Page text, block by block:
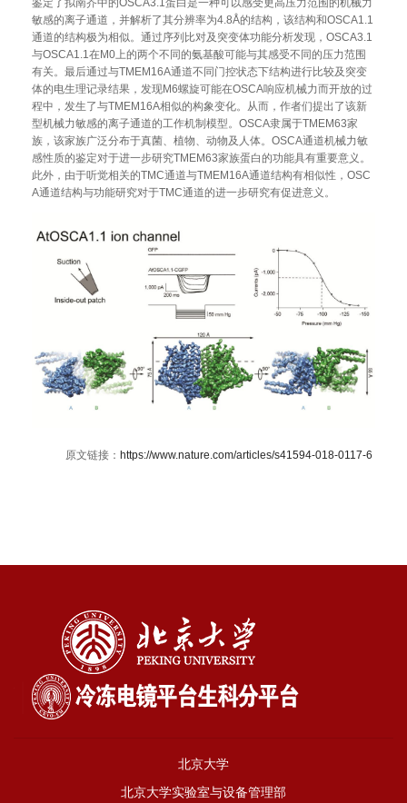
敏感的离子通道，并解析了其分辨率为4.8Å的结构，该结构和OSCA1.1
通道的结构极为相似。通过序列比对及突变体功能分析发现， OSCA3.1
与OSCA1.1 在M0 上的两个不同的氨基酸可能与其感受不同的压力范围
有关。最后通过与TMEM16A通道不同门控状态下结构进行比较及突变
体的电生理记录结果，发现M6螺旋可能在OSCA响应机械力而开放的过
程中，发生了与TMEM16A相似的构象变化。从而，作者们提出了该新
型机械力敏感的离子通道的工作机制模型。 OSCA隶属于TMEM63家
族，该家族广泛分布于真菌、植物、动物及人体。 OSCA通道机械力敏
感性质的鉴定对于进一步研究TMEM63家族蛋白的功能具有重要意义。
此外，由于听觉相关的TMC通道与TMEM16A通道结构有相似性， OSC
A通道结构与功能研究对于TMC通道的进一步研究有促进意义。
原文链接： https://www.nature.com/articles/s41594-018-0117-6
北京大学
北京大学实验室与设备管理部